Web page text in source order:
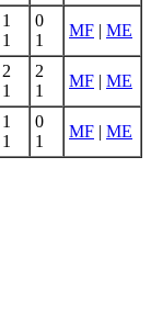
1
1
0
1
MF | ME
2
1
2
1
MF | ME
1
1
0
1
MF | ME